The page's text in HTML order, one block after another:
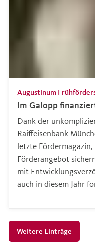
Im Galopp
Augustinum
Dank der
Raiffeisenbank
letzte
Förderangebot
mit
auch in diesem Jahr
Weitere Einträge